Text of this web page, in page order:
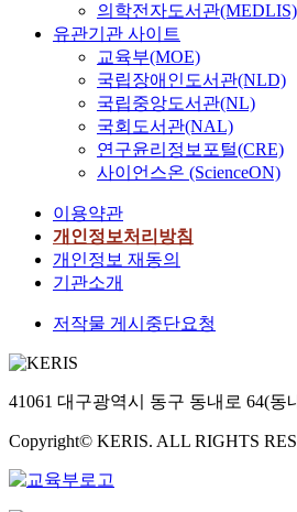
의학전자도서관(MEDLIS)
유관기관 사이트
교육부(MOE)
국립장애인도서관(NLD)
국립중앙도서관(NL)
국회도서관(NAL)
연구윤리정보포털(CRE)
사이언스온 (ScienceON)
이용약관
개인정보처리방침
개인정보 재동의
기관소개
저작물 게시중단요청
41061 대구광역시 동구 동내로 64(동
Copyright© KERIS. ALL RIGHTS